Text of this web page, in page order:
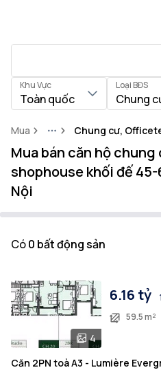
Khu Vực
Toàn quốc
Loại BĐS
Chung
Mua MoreChung cư,
Mua bán căn hộ
shophouse khối đế
Nội
Có0 bất động sản
4
6.16 tỷ
59.5 m²
Căn 2PN toà A3 - Lumière